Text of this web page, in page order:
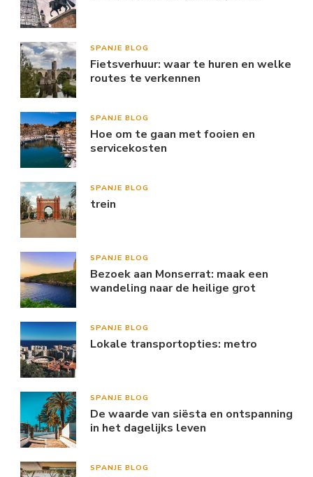
SPANJE BLOG
Fietsverhuur: waar te huren en welke
routes te verkennen
SPANJE BLOG
Hoe om te gaan met fooien en
servicekosten
SPANJE BLOG
trein
SPANJE BLOG
Bezoek aan Monserrat: maak een
wandeling naar de heilige grot
SPANJE BLOG
Lokale transportopties: metro
SPANJE BLOG
De waarde van siësta en ontspanning
in het dagelijks leven
SPANJE BLOG